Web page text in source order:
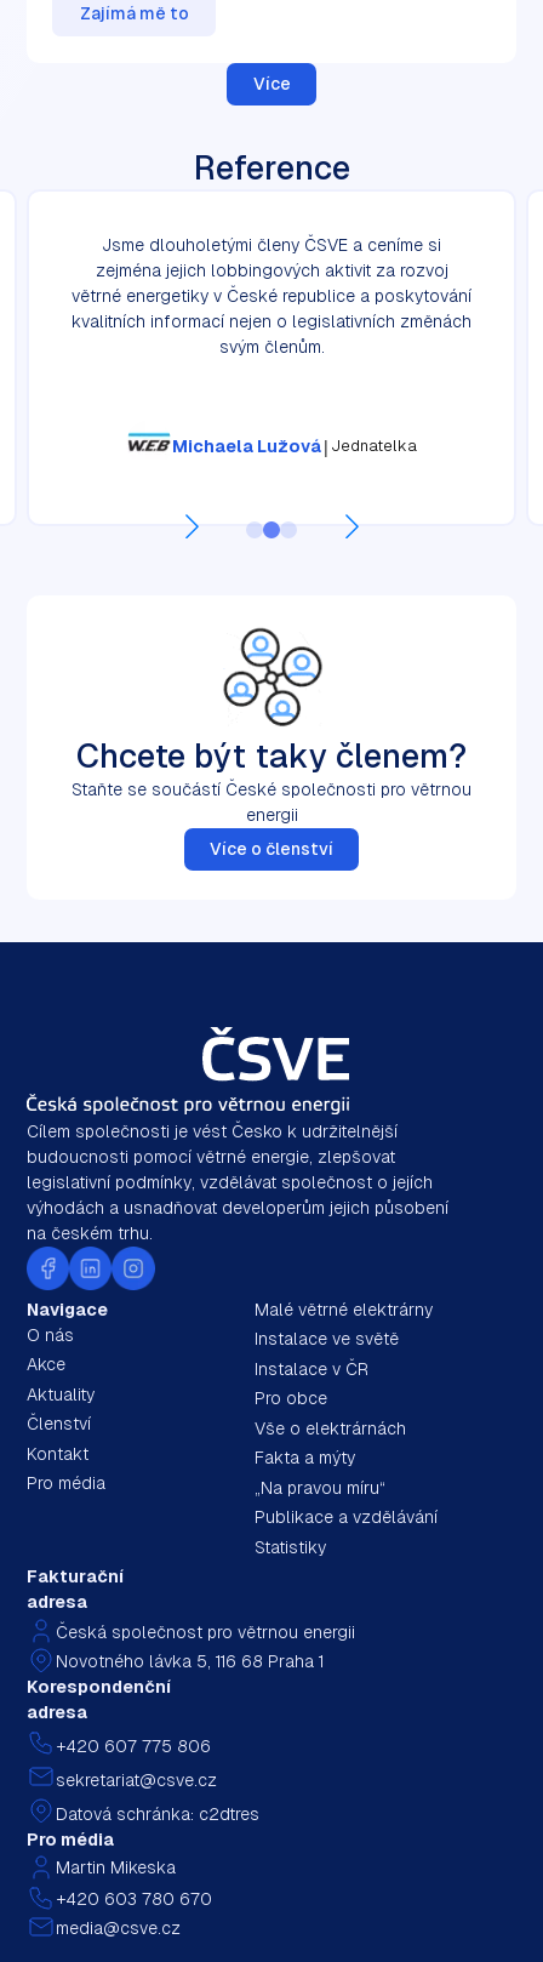
Zajímá mě to
Více
Reference
Jsme dlouholetými členy ČSVE a ceníme si
zejména jejich lobbingových aktivit za rozvoj
větrné energetiky v České republice a poskytování
kvalitních informací nejen o legislativních změnách
svým členům.
Michaela Lužová| Jednatelka
Chcete být taky členem?
Staňte se součástí České společnosti pro větrnou
energii
Více o členství
Cílem společnosti je vést Česko k udržitelnější
budoucnosti pomocí větrné energie, zlepšovat
legislativní podmínky, vzdělávat společnost o jejích
výhodách a usnadňovat developerům jejich působení
na českém trhu.
Navigace
O nás
Akce
Aktuality
Členství
Kontakt
Pro média
Malé větrné elektrárny
Instalace ve světě
Instalace v ČR
Pro obce
Vše o elektrárnách
Fakta a mýty
„Na pravou míru“
Publikace a vzdělávání
Statistiky
Fakturační
adresa
Česká společnost pro větrnou energii
Novotného lávka 5, 116 68 Praha 1
Korespondenční
adresa
+420 607 775 806
sekretariat@csve.cz
Datová schránka: c2dtres
Pro média
Martin Mikeska
+420 603 780 670
media@csve.cz